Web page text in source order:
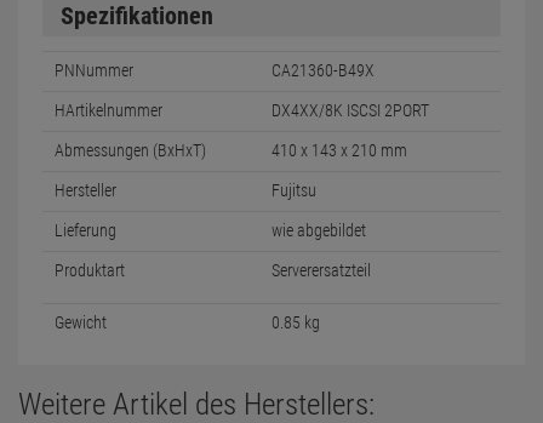
Spezifikationen
PNNummer CA21360-B49X
HArtikelnummer DX4XX/8K ISCSI 2PORT
Abmessungen (BxHxT) 410 x 143 x 210 mm
Hersteller Fujitsu
Lieferung wie abgebildet
Produktart Serverersatzteil
Gewicht 0.85 kg
Weitere Artikel des Herstellers: